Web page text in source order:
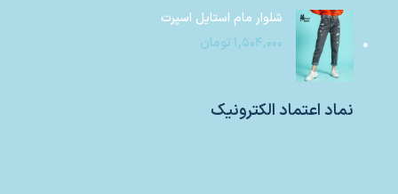
شلوار مام استایل اسپرت
۱,۵۰۴,۰۰۰ تومان
نماد اعتماد الکترونیک